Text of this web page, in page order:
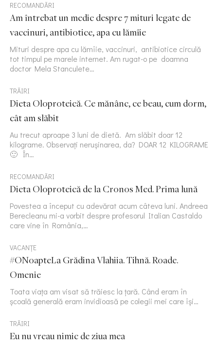
RECOMANDĂRI
Am întrebat un medic despre 7 mituri legate de
vaccinuri, antibiotice, apa cu lămîie
Mituri despre apa cu lămîie, vaccinuri, antibiotice circulă
tot timpul pe marele internet. Am rugat-o pe doamna
doctor Mela Stanculete…
TRĂIRI
Dieta Oloproteică. Ce mănânc, ce beau, cum dorm,
cât am slăbit
Au trecut aproape 3 luni de dietă. Am slăbit doar 12
kilograme. Observați nerușinarea, da? DOAR 12 KILOGRAME
🙂 În…
RECOMANDĂRI
Dieta Oloproteică de la Cronos Med. Prima lună
Povestea a început cu adevărat acum câteva luni. Andreea
Berecleanu mi-a vorbit despre profesorul Italian Castaldo
care vine în România,…
VACANȚE
#ONoapteLa Grădina Vlahiia. Tihnă. Roade.
Omenie
Toata viața am visat să trăiesc la țară. Când eram în
școală generală eram invidioasă pe colegii mei care își…
TRĂIRI
Eu nu vreau nimic de ziua mea